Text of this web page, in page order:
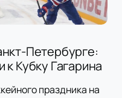
Петербурге:
Кубку Гагарина
праздника на